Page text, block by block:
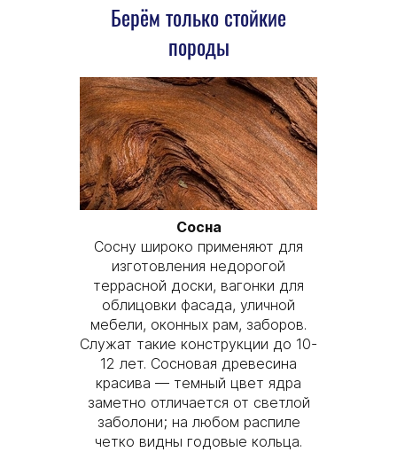
Берём только стойкие
породы
Сосна
Сосну широко применяют для
изготовления недорогой
террасной доски, вагонки для
облицовки фасада, уличной
мебели, оконных рам, заборов.
Служат такие конструкции до 10-
12 лет. Сосновая древесина
красива — темный цвет ядра
заметно отличается от светлой
заболони; на любом распиле
четко видны годовые кольца.